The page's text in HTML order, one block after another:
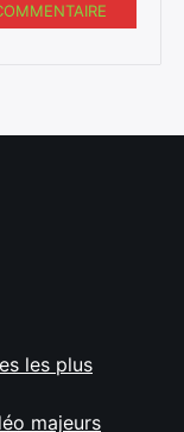
les plus
majeurs